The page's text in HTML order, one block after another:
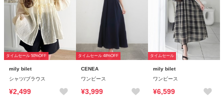
タイムセール 50%OFF
mily bilet
シャツ/ブラウス
¥2,499
タイムセール 48%OFF
CENEA
ワンピース
¥3,999
タイムセール
mily bilet
ワンピース
¥6,599